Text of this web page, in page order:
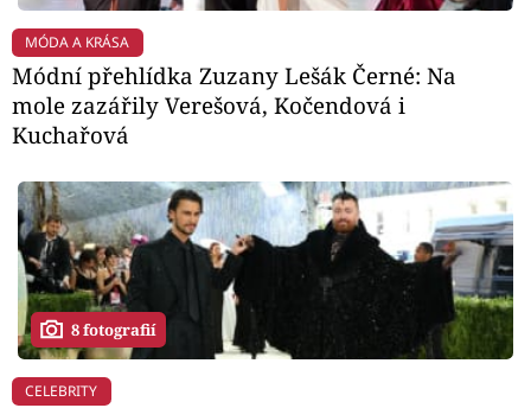
MÓDA A KRÁSA
Módní přehlídka Zuzany Lešák Černé: Na
mole zazářily Verešová, Kočendová i
Kuchařová
8 fotografií
CELEBRITY